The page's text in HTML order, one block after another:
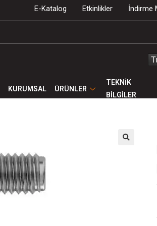
E-Katalog Etkinlikler İndirme
KURUMSAL ÜRÜNLER
TEKNİK
BİLGİLER